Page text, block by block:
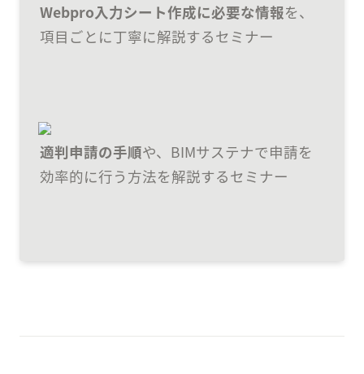
Webpro入力シート作成に必要な情報を、
項目ごとに丁寧に解説するセミナー
適判申請の手順や、BIMサステナで申請を
効率的に行う方法を解説するセミナー